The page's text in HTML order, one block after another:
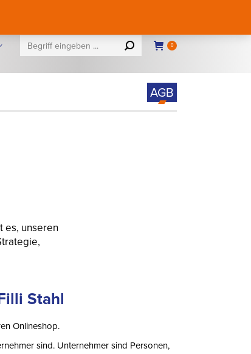
Search: 0
AGB
es, unseren
Stahl
Onlineshop.
sind. Unternehmer sind Personen,